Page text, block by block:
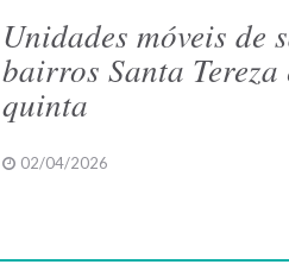
Unidades móveis de
bairros Santa
quinta
02/04/2026